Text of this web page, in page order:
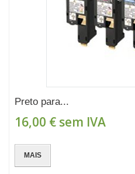
Preto para...
16,00 € sem IVA
MAIS